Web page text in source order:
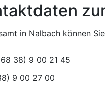
in Nalbach können